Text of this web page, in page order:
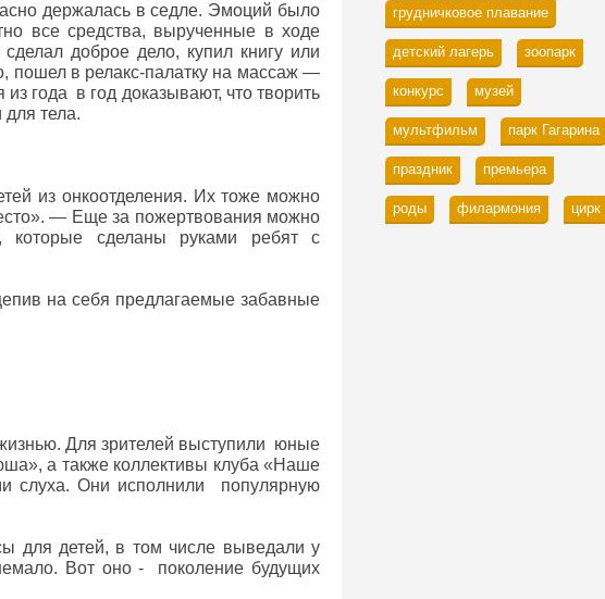
держалась в седле. Эмоций было
все средства, вырученные в ходе
доброе дело, купил книгу или
пошел в релакс-палатку на массаж —
года в год доказывают, что творить
тела.
из онкоотделения. Их тоже можно
— Еще за пожертвования можно
которые сделаны руками ребят с
на себя предлагаемые забавные
Для зрителей выступили юные
а также коллективы клуба «Наше
слуха. Они исполнили популярную
для детей, в том числе выведали у
Вот оно - поколение будущих
грудничковое плавание
детский лагерь зоопарк
конкурс музей
мультфильм парк Гагарина
праздник премьера
роды филармония цирк